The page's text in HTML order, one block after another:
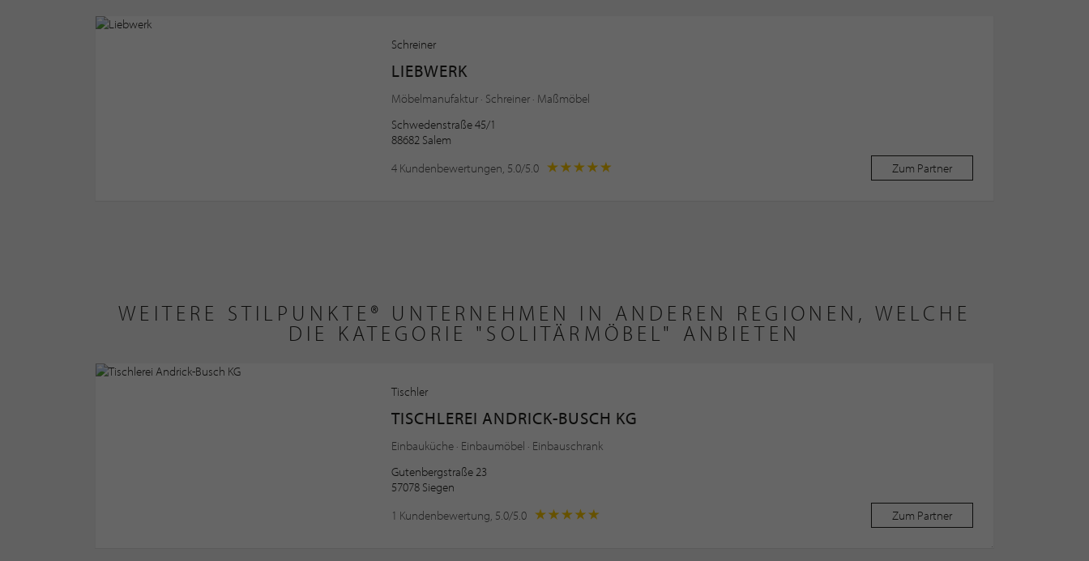
Schreiner
LIEBWERK
Möbelmanufaktur · Schreiner · Maßmöbel
Schwedenstraße 45/1
88682 Salem
4 Kundenbewertungen, 5.0/5.0
Zum Partner
WEITERE STILPUNKTE® UNTERNEHMEN IN ANDEREN REGIONEN, WELCHE
DIE KATEGORIE "SOLITÄRMÖBEL" ANBIETEN
Tischler
TISCHLEREI ANDRICK-BUSCH KG
Einbauküche · Einbaumöbel · Einbauschrank
Gutenbergstraße 23
57078 Siegen
1 Kundenbewertung, 5.0/5.0
Zum Partner